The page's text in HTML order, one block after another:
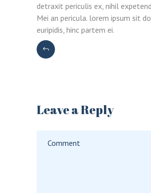
detraxit periculis ex, nihil
Mei an pericula. lorem ipsum sit
euripidis, hinc partem ei.
Leave a Reply